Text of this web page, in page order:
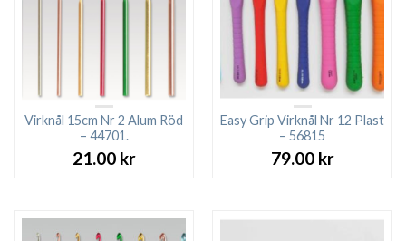
Virknål 15cm Nr 2 Alum Röd
– 44701.
21.00 kr
Easy Grip Virknål Nr 12 Plast
– 56815
79.00 kr